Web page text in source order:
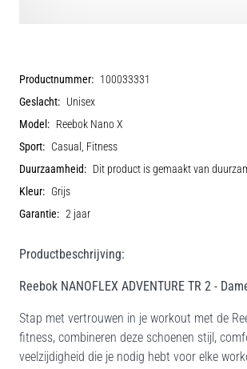
Productnummer: 100033331
Geslacht: Unisex
Model: Reebok Nano X
Sport: Casual, Fitness
Duurzaamheid: Dit product is gemaakt van
Kleur: Grijs
Garantie: 2 jaar
Productbeschrijving:
Reebok NANOFLEX ADVENTURE TR 2 -
Stap met vertrouwen in je workout met de
fitness, combineren deze schoenen stijl,
veelzijdigheid die je nodig hebt voor elke